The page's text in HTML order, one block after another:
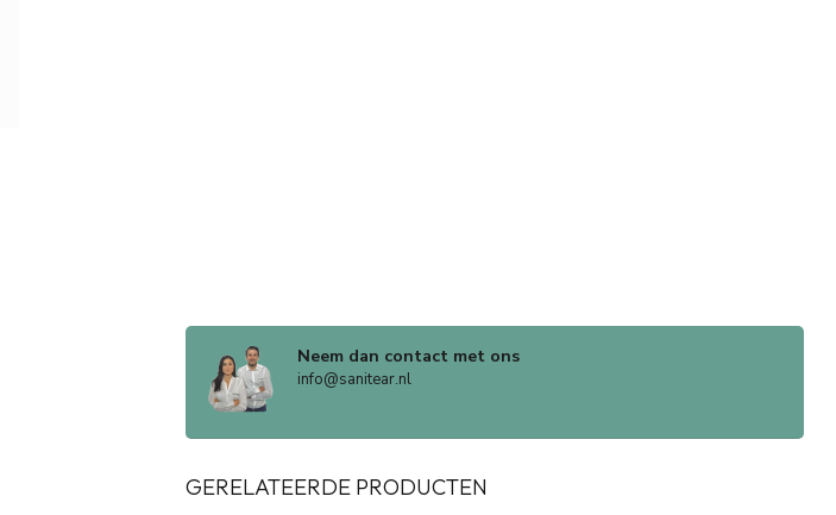
Neem dan contact met ons
info@sanitear.nl
GERELATEERDE PRODUCTEN